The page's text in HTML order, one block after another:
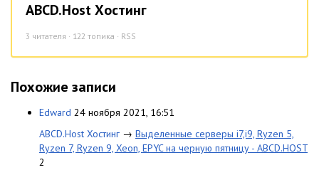
ABCD.Host Хостинг
3 читателя · 122 топика · RSS
Похожие записи
Edward 24 ноября 2021, 16:51
ABCD.Host Хостинг → Выделенные серверы i7,i9, Ryzen 5,
Ryzen 7, Ryzen 9, Xeon, EPYC на черную пятницу - ABCD.HOST
2